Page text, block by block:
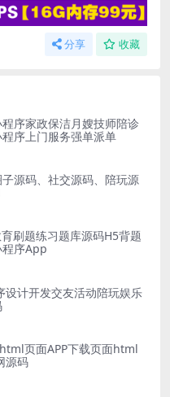
分享 收藏
序家政保洁月嫂技师陪诊
序上门服务强单派单
源码、社交源码、陪玩源
刷题练习题库源码H5背题
序App
设计开发交友活动陪玩娱乐
页面APP下载页面html
源码